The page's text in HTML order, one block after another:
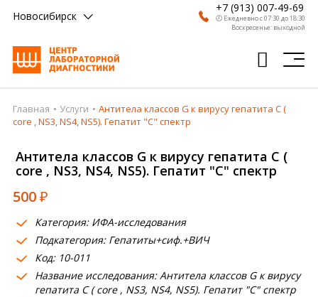
Новосибирск
+7 (913) 007-49-69
🕗 Ежедневно с 07:30 до 18:30
Воскресенье: выходной
Главная
Врачи
Получить результат
Пациентам
О компании
Где сдать
Главная Услуги
Антитела классов G к вирусу гепатита С (
core , NS3, NS4, NS5). Гепатит "C" спектр
Антитела классов G к вирусу гепатита С (
core , NS3, NS4, NS5). Гепатит "C" спектр
500₽
Категория: ИФА-исследования
Подкатегория: Гепатиты+сиф.+ВИЧ
Код: 10-011
Название исследования: Антитела классов G к вирусу
гепатита С ( core , NS3, NS4, NS5). Гепатит "C" спектр